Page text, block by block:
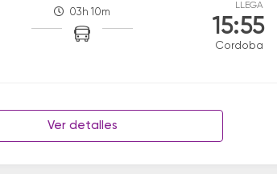
03h 10m
LLEGA
15:55
Cordoba
Ver detalles